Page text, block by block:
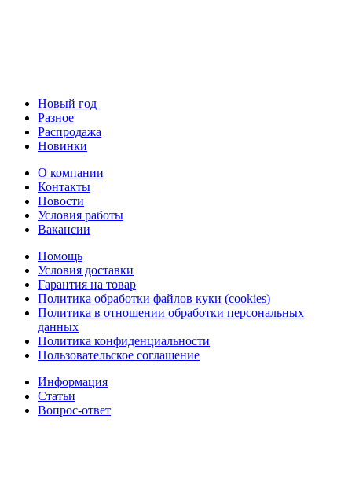
Новый год
Разное
Распродажа
Новинки
О компании
Контакты
Новости
Условия работы
Вакансии
Помощь
Условия доставки
Гарантия на товар
Политика обработки файлов куки (cookies)
Политика в отношении обработки персональных
данных
Политика конфиденциальности
Пользовательское соглашение
Информация
Статьи
Вопрос-ответ